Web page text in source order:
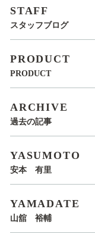
STAFF
スタッフブログ
PRODUCT
PRODUCT
ARCHIVE
過去の記事
YASUMOTO
安本 有里
YAMADATE
山舘 裕輔